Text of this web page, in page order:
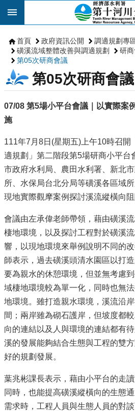
跳到主要內容區塊
首頁 政府資訊公開
調適規劃專
磺溪流域整體改善與調適規劃
研
第05次研商會議
第05次研商會議
07/08 第5場小平台會議｜以實際案
施
111年7月8日(星期五)上午10時召開
適規劃」第二階段第5場研商小平台
市政府水利局、農田水利署、新北
所、水保局台北分局等磺溪各區域
現地實際觀摩案例探討溪流縱橫向阻
會議由左承偉老師帶領，藉由磺溪
棲地環境，以及探討工程對於磺溪
響，以現地環境來舉例說明不同的
師表示，過去磺溪頭清水園區以打
要為親水的休憩環境，但並無考慮
域棲地環境較為單一化，同時也無
地環境。雖打造親水環境，溪流沿
間；兩岸雖為砌石護岸，但坡度都
向的連結以及人與環境的連結都有
溪的發展能夠結合生態與工程的雙
好的規劃發展。
葉兆彬課長表示，藉由小平台的走
同時，也能提高磺溪縱橫向的生態
需求時，工程人員與生態人員的對